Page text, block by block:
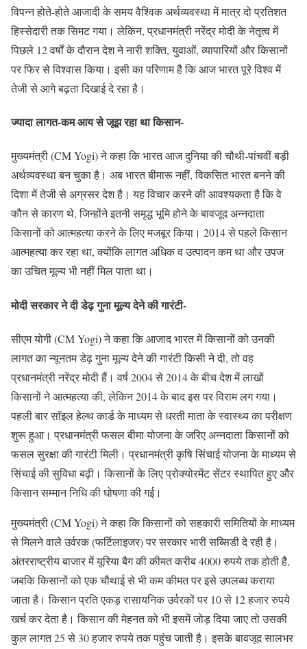
विपन्न होते-होते आजादी के समय वैश्विक अर्थव्यवस्था में मात्र दो प्रतिशत
हिस्सेदारी तक सिमट गया। लेकिन, प्रधानमंत्री नरेंद्र मोदी के नेतृत्व में
पिछले 12 वर्षों के दौरान देश ने नारी शक्ति, युवाओं, व्यापारियों और किसानों
पर फिर से विश्वास किया। इसी का परिणाम है कि आज भारत पूरे विश्व में
तेजी से आगे बढ़ता दिखाई दे रहा है।
ज्यादा लागत-कम आय से जूझ रहा था किसान-
मुख्यमंत्री (CM Yogi) ने कहा कि भारत आज दुनिया की चौथी-पांचवीं बड़ी
अर्थव्यवस्था बन चुका है। अब भारत बीमारू नहीं, विकसित भारत बनने की
दिशा में तेजी से अग्रसर देश है। यह विचार करने की आवश्यकता है कि वे
कौन से कारण थे, जिन्होंने इतनी समृद्ध भूमि होने के बावजूद अन्नदाता
किसानों को आत्महत्या करने के लिए मजबूर किया। 2014 से पहले किसान
आत्महत्या कर रहा था, क्योंकि लागत अधिक व उत्पादन कम था और उपज
का उचित मूल्य भी नहीं मिल पाता था।
मोदी सरकार ने दी डेढ़ गुना मूल्य देने की गारंटी-
सीएम योगी (CM Yogi) ने कहा कि आजाद भारत में किसानों को उनकी
लागत का न्यूनतम डेढ़ गुना मूल्य देने की गारंटी किसी ने दी, तो वह
प्रधानमंत्री नरेंद्र मोदी हैं। वर्ष 2004 से 2014 के बीच देश में लाखों
किसानों ने आत्महत्या की, लेकिन 2014 के बाद इस पर विराम लग गया।
पहली बार सॉइल हेल्थ कार्ड के माध्यम से धरती माता के स्वास्थ्य का परीक्षण
शुरू हुआ। प्रधानमंत्री फसल बीमा योजना के जरिए अन्नदाता किसानों को
फसल सुरक्षा की गारंटी मिली। प्रधानमंत्री कृषि सिंचाई योजना के माध्यम से
सिंचाई की सुविधा बढ़ी। किसानों के लिए प्रोक्योरमेंट सेंटर स्थापित हुए और
किसान सम्मान निधि की घोषणा की गई।
मुख्यमंत्री (CM Yogi) ने कहा कि किसानों को सहकारी समितियों के माध्यम
से मिलने वाले उर्वरक (फर्टिलाइजर) पर सरकार भारी सब्सिडी दे रही है।
अंतरराष्ट्रीय बाजार में यूरिया बैग की कीमत करीब 4000 रुपये तक होती है,
जबकि किसानों को एक चौथाई से भी कम कीमत पर इसे उपलब्ध कराया
जाता है। किसान प्रति एकड़ रासायनिक उर्वरकों पर 10 से 12 हजार रुपये
खर्च कर देता है। किसान की मेहनत को भी इसमें जोड़ दिया जाए तो उसकी
कुल लागत 25 से 30 हजार रुपये तक पहुंच जाती है। इसके बावजूद सालभर